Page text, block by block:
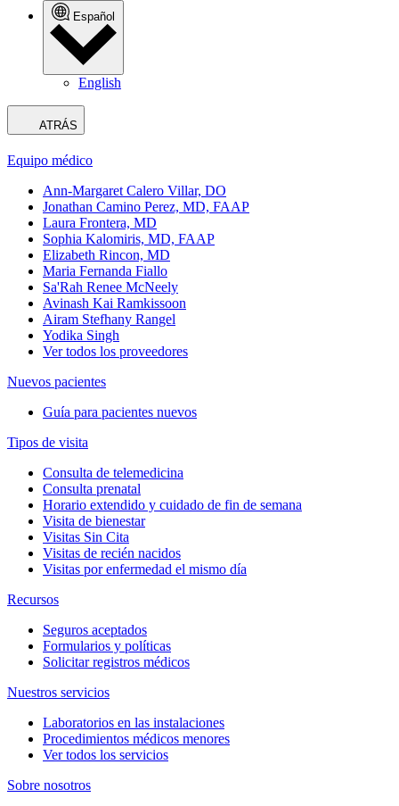
Español
English
ATRÁS
Equipo médico
Ann-Margaret Calero Villar, DO
Jonathan Camino Perez, MD, FAAP
Laura Frontera, MD
Sophia Kalomiris, MD, FAAP
Elizabeth Rincon, MD
Maria Fernanda Fiallo
Sa'Rah Renee McNeely
Avinash Kai Ramkissoon
Airam Stefhany Rangel
Yodika Singh
Ver todos los proveedores
Nuevos pacientes
Guía para pacientes nuevos
Tipos de visita
Consulta de telemedicina
Consulta prenatal
Horario extendido y cuidado de fin de semana
Visita de bienestar
Visitas Sin Cita
Visitas de recién nacidos
Visitas por enfermedad el mismo día
Recursos
Seguros aceptados
Formularios y políticas
Solicitar registros médicos
Nuestros servicios
Laboratorios en las instalaciones
Procedimientos médicos menores
Ver todos los servicios
Sobre nosotros